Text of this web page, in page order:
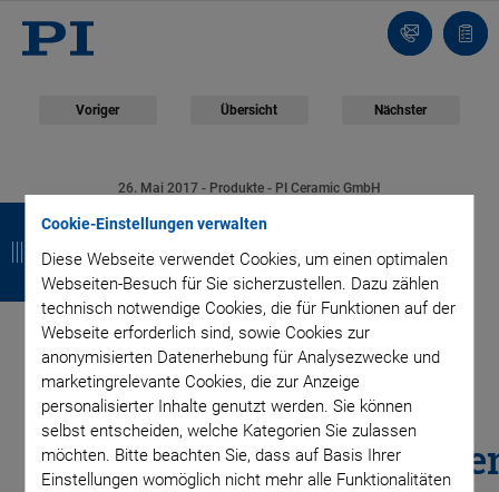
Cookie-Einstellungen verwalten
Diese Webseite verwendet Cookies, um einen optimalen
Webseiten-Besuch für Sie sicherzustellen. Dazu zählen
technisch notwendige Cookies, die für Funktionen auf der
Webseite erforderlich sind, sowie Cookies zur
anonymisierten Datenerhebung für Analysezwecke und
marketingrelevante Cookies, die zur Anzeige
personalisierter Inhalte genutzt werden. Sie können
selbst entscheiden, welche Kategorien Sie zulassen
möchten. Bitte beachten Sie, dass auf Basis Ihrer
Einstellungen womöglich nicht mehr alle Funktionalitäten
Kontakt
Voriger Übersicht Nächster
26. Mai 2017 - Produkte - PI Ceramic GmbH
Piezoelektrische Hohl-
und Halbkugeln im
Miniaturformat für
sensorische
Z
u
r
ü
c
k
Z
u
r
ü
c
k
Z
u
r
ü
c
k
Z
u
r
ü
c
k